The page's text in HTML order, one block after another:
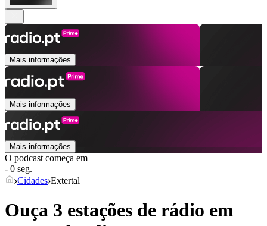
Mais informações
Mais informações
Mais informações
O podcast começa em
- 0 seg.
Cidades Extertal
Ouça 3 estações de rádio em